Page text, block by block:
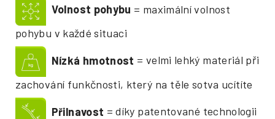
Volnost pohybu = maximální volnost
pohybu v každé situaci
Nízká hmotnost = velmi lehký materiál při
zachování funkčnosti, který na těle sotva ucítíte
Přilnavost = díky patentované technologii